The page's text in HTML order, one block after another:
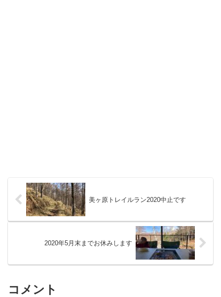
美ヶ原トレイルラン2020中止です
2020年5月末までお休みします
コメント